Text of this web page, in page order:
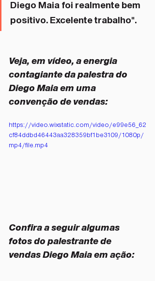
Diego Maia foi realmente bem
positivo. Excelente trabalho".
Veja, em vídeo, a energia
contagiante da palestra do
Diego Maia em uma
convenção de vendas:
https://video.wixstatic.com/video/e99e56_62
cf84ddbd46443aa328359bf1be3109/1080p/
mp4/file.mp4
Confira a seguir algumas
fotos do palestrante de
vendas Diego Maia em ação: